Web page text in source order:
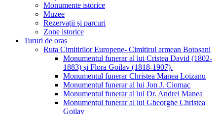
Monumente istorice
Muzee
Rezervații și parcuri
Zone istorice
Tururi de oraș
Ruta Cimitirilor Europene- Cimitirul armean Botoșani
Monumentul funerar al lui Cristea David (1802-
1883) și Flora Goilav (1818-1907).
Monumentul funerar Christea Manea Loizanu
Monumentul funerar al lui Jon J. Ciomac
Monumentul funerar al lui Dr. Andrei Manea
Monumentul funerar al lui Gheorghe Christea
Goilav